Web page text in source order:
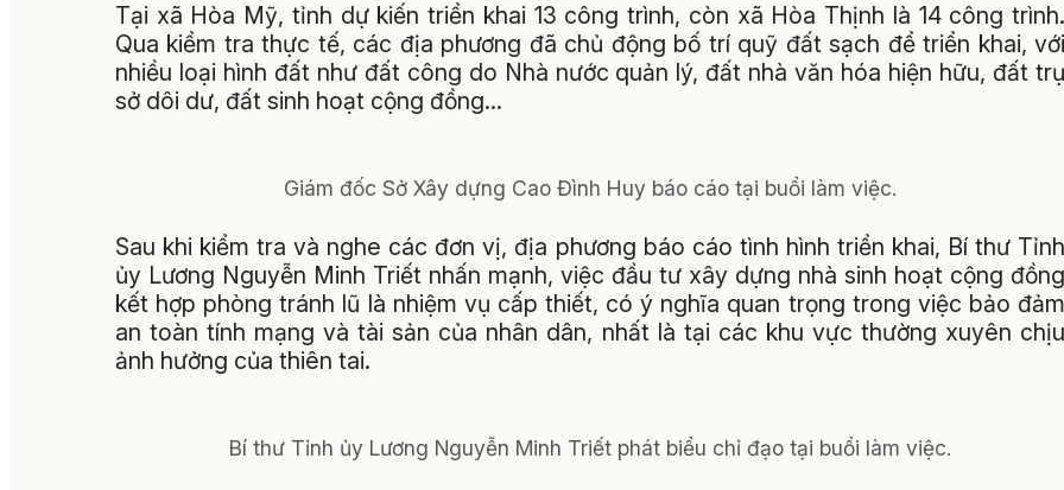
Tại xã Hòa Mỹ, tỉnh dự kiến triển khai 13 công trình, còn xã Hòa Thịnh là 14 công trình.
Qua kiểm tra thực tế, các địa phương đã chủ động bố trí quỹ đất sạch để triển khai, với
nhiều loại hình đất như đất công do Nhà nước quản lý, đất nhà văn hóa hiện hữu, đất trụ
sở dôi dư, đất sinh hoạt cộng đồng…
Giám đốc Sở Xây dựng Cao Đình Huy báo cáo tại buổi làm việc.
Sau khi kiểm tra và nghe các đơn vị, địa phương báo cáo tình hình triển khai, Bí thư Tỉnh
ủy Lương Nguyễn Minh Triết nhấn mạnh, việc đầu tư xây dựng nhà sinh hoạt cộng đồng
kết hợp phòng tránh lũ là nhiệm vụ cấp thiết, có ý nghĩa quan trọng trong việc bảo đảm
an toàn tính mạng và tài sản của nhân dân, nhất là tại các khu vực thường xuyên chịu
ảnh hưởng của thiên tai.
Bí thư Tỉnh ủy Lương Nguyễn Minh Triết phát biểu chỉ đạo tại buổi làm việc.